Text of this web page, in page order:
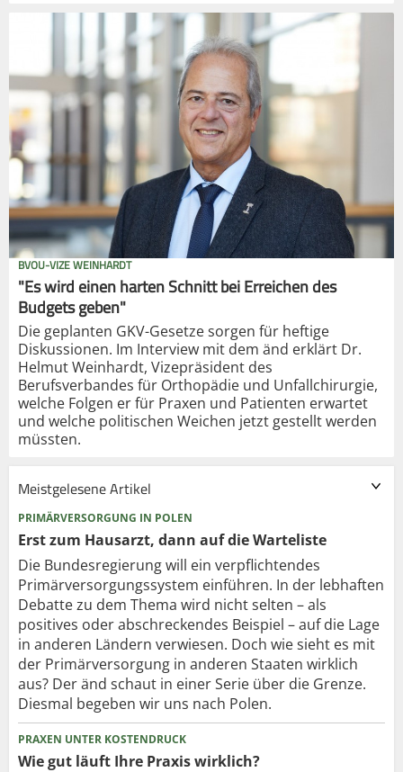
BVOU-VIZE WEINHARDT
"Es wird einen harten Schnitt bei Erreichen des
Budgets geben"
Die geplanten GKV-Gesetze sorgen für heftige
Diskussionen. Im Interview mit dem änd erklärt Dr.
Helmut Weinhardt, Vizepräsident des
Berufsverbandes für Orthopädie und Unfallchirurgie,
welche Folgen er für Praxen und Patienten erwartet
und welche politischen Weichen jetzt gestellt werden
müssten.
Meistgelesene Artikel
PRIMÄRVERSORGUNG IN POLEN
Erst zum Hausarzt, dann auf die Warteliste
Die Bundesregierung will ein verpflichtendes
Primärversorgungssystem einführen. In der lebhaften
Debatte zu dem Thema wird nicht selten – als
positives oder abschreckendes Beispiel – auf die Lage
in anderen Ländern verwiesen. Doch wie sieht es mit
der Primärversorgung in anderen Staaten wirklich
aus? Der änd schaut in einer Serie über die Grenze.
Diesmal begeben wir uns nach Polen.
PRAXEN UNTER KOSTENDRUCK
Wie gut läuft Ihre Praxis wirklich?